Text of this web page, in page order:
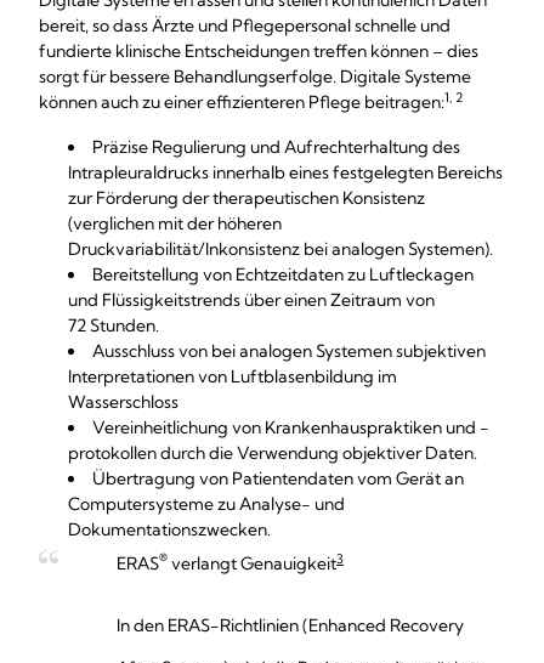
bereit, so dass Ärzte und Pflegepersonal schnelle und
fundierte klinische Entscheidungen treffen können – dies
sorgt für bessere Behandlungserfolge. Digitale Systeme
können auch zu einer effizienteren Pflege beitragen:1, 2
Präzise Regulierung und Aufrechterhaltung des
Intrapleuraldrucks innerhalb eines festgelegten Bereichs
zur Förderung der therapeutischen Konsistenz
(verglichen mit der höheren
Druckvariabilität/Inkonsistenz bei analogen Systemen).
Bereitstellung von Echtzeitdaten zu Luftleckagen
und Flüssigkeitstrends über einen Zeitraum von
72 Stunden.
Ausschluss von bei analogen Systemen subjektiven
Interpretationen von Luftblasenbildung im
Wasserschloss
Vereinheitlichung von Krankenhauspraktiken und -
protokollen durch die Verwendung objektiver Daten.
Übertragung von Patientendaten vom Gerät an
Computersysteme zu Analyse- und
Dokumentationszwecken.
ERAS® verlangt Genauigkeit3
In den ERAS-Richtlinien (Enhanced Recovery